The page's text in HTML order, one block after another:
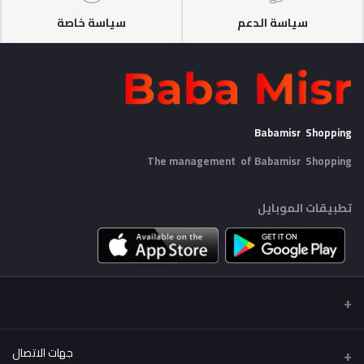
سياسة الدعم سياسة خاصة
Babamisr Shopping
The management of Babamisr Shopping
تطبيقات الموبايل
جهات الاتصال